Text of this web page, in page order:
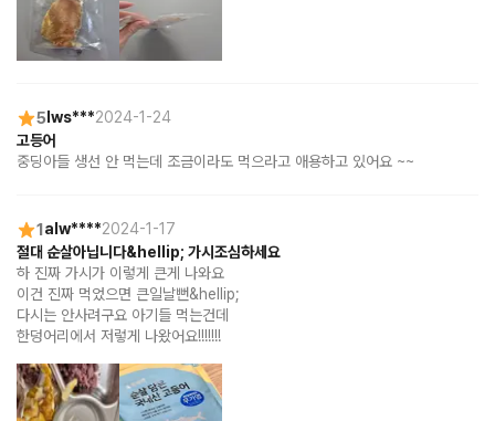
5 lws***2024-1-24
고등어
중딩아들 생선 안 먹는데 조금이라도 먹으라고 애용하고 있어요 ~~
1alw****2024-1-17
절대 순살아닙니다&hellip; 가시조심하세요
하 진짜 가시가 이렇게 큰게 나와요
이건 진짜 먹었으면 큰일날뻔&hellip;
다시는 안사려구요 아기들 먹는건데
한덩어리에서 저렇게 나왔어요!!!!!!!